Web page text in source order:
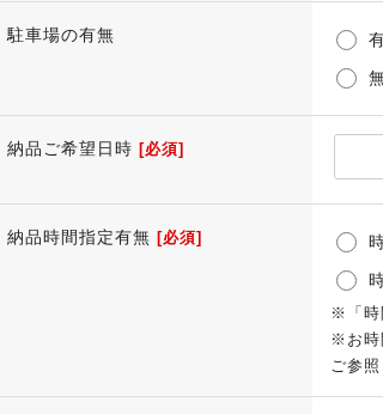
駐車場の有無
納品ご希望日時 [必須]
納品時間指定有無 [必須]
※「時
※お時
ご参照